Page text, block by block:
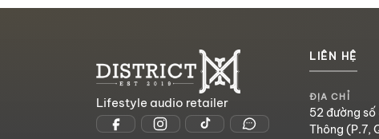
Lifestyle audio retailer
LIÊN HỆ
ĐỊA CHỈ
52 đường số
Thông (P.7,